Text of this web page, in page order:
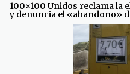
100×100 Unidos reclama la
y denuncia el «abandono»